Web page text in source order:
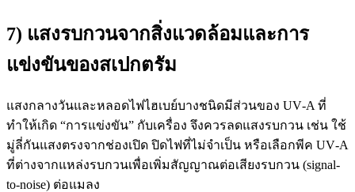
7) แสงรบกวนจากสิ่งแวดล้อมและการ
แข่งขันของสเปกตรัม
แสงกลางวันและหลอดไฟไฮเบย์บางชนิดมีส่วนของ UV‑A ที่
ทำให้เกิด “การแข่งขัน” กับเครื่อง จึงควรลดแสงรบกวน เช่น ใช้
มู่ลี่กันแสงตรงจากช่องเปิด ปิดไฟที่ไม่จำเป็น หรือเลือกพีค UV‑A
ที่ต่างจากแหล่งรบกวนเพื่อเพิ่มสัญญาณต่อเสียงรบกวน (signal-
to-noise) ต่อแมลง